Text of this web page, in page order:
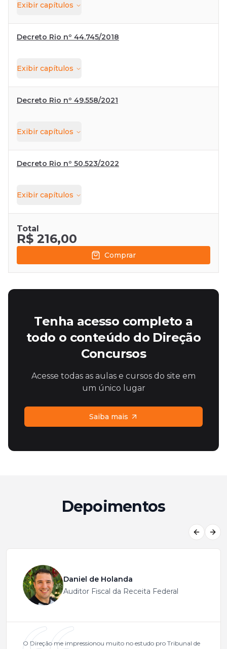
Exibir capítulos
Decreto Rio nº 44.745/2018
Exibir capítulos
Decreto Rio nº 49.558/2021
Exibir capítulos
Decreto Rio nº 50.523/2022
Exibir capítulos
Total
R$ 216,00
Comprar
Tenha acesso completo a
todo o conteúdo do Direção
Concursos
Acesse todas as aulas e cursos do site em
um único lugar
Saiba mais
Depoimentos
Daniel de Holanda
Auditor Fiscal da Receita Federal
O Direção me impressionou muito no estudo pro Tribunal de